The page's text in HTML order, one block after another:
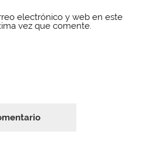
electrónico y web en este
vez que comente.